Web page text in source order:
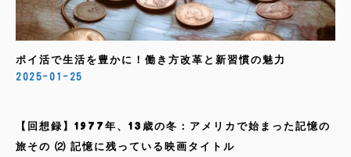
ポイ活で生活を豊かに！働き方改革と新習慣の魅力
2025-01-25
【回想録】1977年、13歳の冬：アメリカで始まった記憶の
旅その ⑵ 記憶に残っている映画タイトル